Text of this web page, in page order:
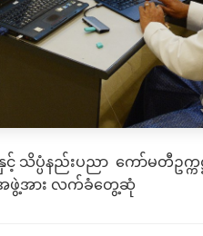
ပံနည်းပညာ ကော်မတီဥက္ကဋ္ဌ
အဖွဲ့အား လက်ခံတွေ့ဆုံ